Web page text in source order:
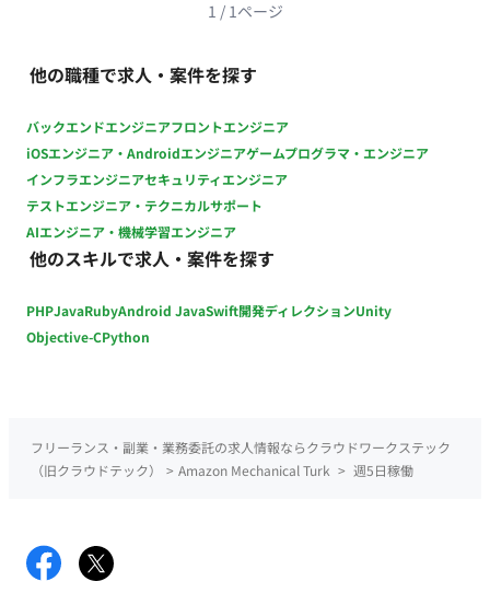
の技術選定に関われます 〇雇⽤形態に関わらず、設計‧実装‧
インの環境。開発‧スキルアップに注⼒できます 〇開発に必要
IDE 等を無償貸与） ■働き方 ・平日×週5日 ・基本10-19時 ※
相談可能 ・基本リモートだが、週1回を目安に永田町のオフィ
ス出社
様連携から動作確認までを責任をもって担当していただけるデ
スのデザイン業務全般を担当していただきます。 ユーザー中心
設計を行うことで使いやすいプロダクトを設計するだけでな
していただきます。 具体的な業務内容は以下の通りです。 ▼
ユーザーヒアリングの実施 ・ターゲットユーザーとのインタ
ビューやワークショップを通じて、ニーズや課題を明確化しま
す。 ・ヒアリング結果を基に仕様をステークホルダーと議論
し、デザインに反映します。 ▼ユーザーストーリーの定義
・ユーザーのニーズと行動を深く理解し、各機能がどのよう
ーリーを作成します。 ▼ユースケースの洗い出し・ユーザー
の業務フロー定義 ・ユーザーがサービスを利用して目標を達
ンを実現するための構造を構築します。 ・コンテンツの配
置、優先順位付け、ページ構成の設計を行います。 ▼Figma
トタイプを作成し、開発チームとの連携を強化しま す。 ▼開
発チームとの連携 ・プロジェクトの要件を理解し、デザイン
1 / 1ページ
他の職種で求人・案件を探す
バックエンドエンジニアフロントエンジニア
iOSエンジニア・Androidエンジニアゲームプログラマ・エンジニア
インフラエンジニアセキュリティエンジニア
テストエンジニア・テクニカルサポート
AIエンジニア・機械学習エンジニア
他のスキルで求人・案件を探す
PHPJavaRubyAndroid JavaSwift開発ディレクションUnity
Objective-CPython
フリーランス・副業・業務委託の求人情報ならクラウドワークステック
（旧クラウドテック）
> Amazon Mechanical Turk > 週5日稼働